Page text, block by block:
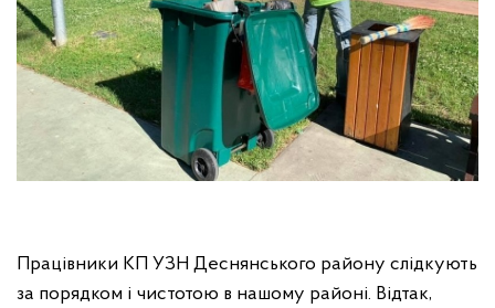
Працівники КП УЗН Деснянського району слідкують
за порядком і чистотою в нашому районі. Відтак,